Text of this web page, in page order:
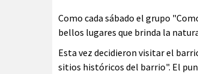
Como cada sábado el grupo
bellos lugares que brinda la
Esta vez decidieron visitar el
sitios históricos del barrio". El